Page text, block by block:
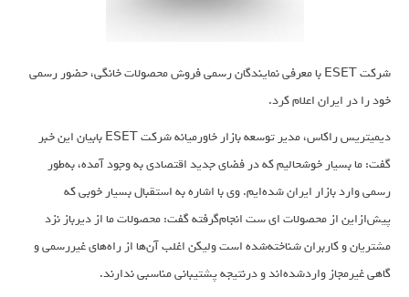
شرکت ESET با معرفی نمایندگان رسمی فروش محصولات خانگی، حضور رسمی
خود را در ایران اعلام کرد.
دیمیتریس راکاس، مدیر توسعه بازار خاورمیانه شرکت ESET بابیان این خبر
گفت: ما بسیار خوشحالیم که در فضای جدید اقتصادی به وجود آمده، به‌طور
رسمی وارد بازار ایران شده‌ایم. وی با اشاره به استقبال بسیار خوبی که
پیش‌ازاین از محصولات ای ست انجام‌گرفته گفت: محصولات ما از دیرباز نزد
مشتریان و کاربران شناخته‌شده است ولیکن اغلب آن‌ها از راه‌های غیررسمی و
گاهی غیرمجاز واردشده‌اند و درنتیجه پشتیبانی مناسبی ندارند.